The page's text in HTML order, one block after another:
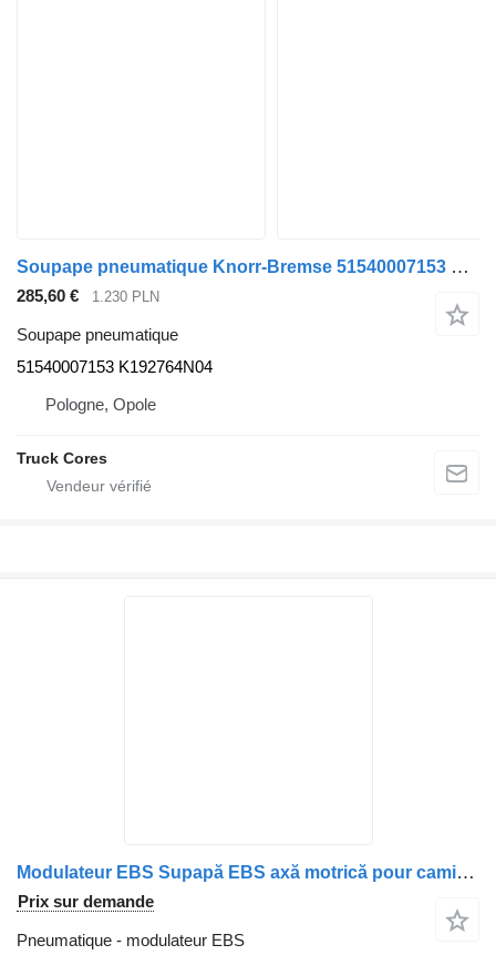
Soupape pneumatique Knorr-Bremse 51540007153 pour camion MAN
285,60 € 1.230 PLN
Soupape pneumatique
51540007153 K192764N04
Pologne, Opole
Truck Cores
Modulateur EBS Supapă EBS axă motrică pour camion MAN 81521066059/81521066066/81521066040/81521066072/81521069066
Prix sur demande
Pneumatique - modulateur EBS